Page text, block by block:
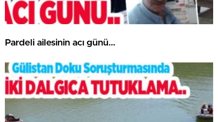
Pardeli ailesinin acı günü…